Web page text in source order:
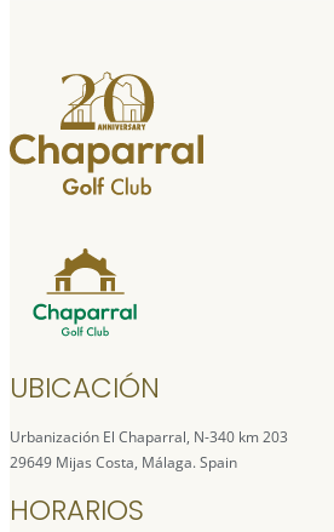
UBICACIÓN
Urbanización El Chaparral, N-340 km 203
29649 Mijas Costa, Málaga. Spain
HORARIOS